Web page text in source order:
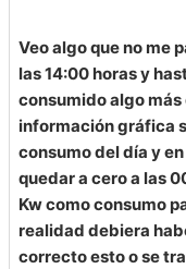
Veo algo que no me
las 14:00 horas y
consumido algo más
información gráfica
consumo del día y
quedar a cero a las
Kw como consumo
realidad debiera
correcto esto o se